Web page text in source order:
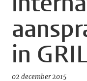
in
02 december 2015